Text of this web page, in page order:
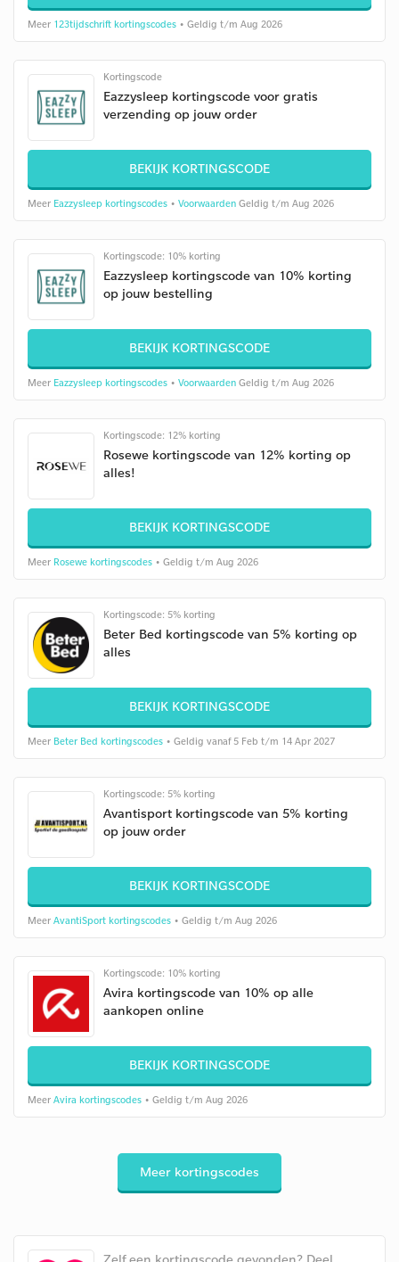
Meer 123tijdschrift kortingscodes • Geldig t/m Aug 2026
Kortingscode
Eazzysleep kortingscode voor gratis
verzending op jouw order
BEKIJK KORTINGSCODE
Meer Eazzysleep kortingscodes • Voorwaarden Geldig t/m Aug 2026
Kortingscode: 10% korting
Eazzysleep kortingscode van 10% korting
op jouw bestelling
BEKIJK KORTINGSCODE
Meer Eazzysleep kortingscodes • Voorwaarden Geldig t/m Aug 2026
Kortingscode: 12% korting
Rosewe kortingscode van 12% korting op
alles!
BEKIJK KORTINGSCODE
Meer Rosewe kortingscodes • Geldig t/m Aug 2026
Kortingscode: 5% korting
Beter Bed kortingscode van 5% korting op
alles
BEKIJK KORTINGSCODE
Meer Beter Bed kortingscodes • Geldig vanaf 5 Feb t/m 14 Apr 2027
Kortingscode: 5% korting
Avantisport kortingscode van 5% korting
op jouw order
BEKIJK KORTINGSCODE
Meer AvantiSport kortingscodes • Geldig t/m Aug 2026
Kortingscode: 10% korting
Avira kortingscode van 10% op alle
aankopen online
BEKIJK KORTINGSCODE
Meer Avira kortingscodes • Geldig t/m Aug 2026
Meer kortingscodes